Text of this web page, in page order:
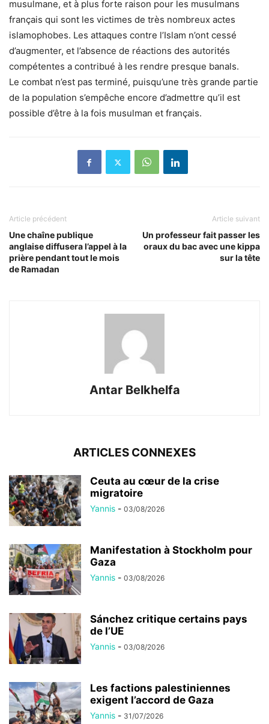
musulmane, et à plus forte raison pour les musulmans
français qui sont les victimes de très nombreux actes
islamophobes. Les attaques contre l’Islam n’ont cessé
d’augmenter, et l’absence de réactions des autorités
compétentes a contribué à les rendre presque banals.
Le combat n’est pas terminé, puisqu’une très grande partie
de la population s’empêche encore d’admettre qu’il est
possible d’être à la fois musulman et français.
Article précédent
Une chaîne publique
anglaise diffusera l’appel à la
prière pendant tout le mois
de Ramadan
Article suivant
Un professeur fait passer les
oraux du bac avec une kippa
sur la tête
Antar Belkhelfa
ARTICLES CONNEXES
Ceuta au cœur de la crise
migratoire
Yannis - 03/08/2026
Manifestation à Stockholm pour
Gaza
Yannis - 03/08/2026
Sánchez critique certains pays
de l’UE
Yannis - 03/08/2026
Les factions palestiniennes
exigent l’accord de Gaza
Yannis - 31/07/2026